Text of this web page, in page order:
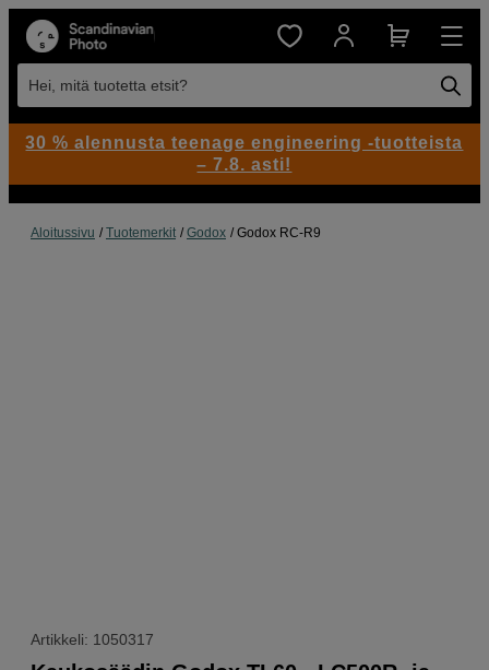
Hei, mitä tuotetta etsit?
Aloitussivu Tuotemerkit Godox Godox RC-R9
Artikkeli: 1050317
30 % alennusta teenage engineering -tuotteista
– 7.8. asti!